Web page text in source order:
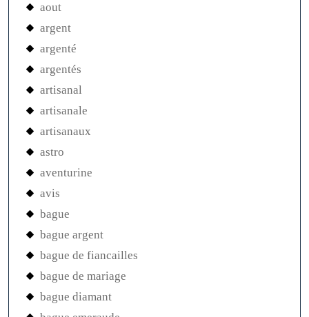
aout
argent
argenté
argentés
artisanal
artisanale
artisanaux
astro
aventurine
avis
bague
bague argent
bague de fiancailles
bague de mariage
bague diamant